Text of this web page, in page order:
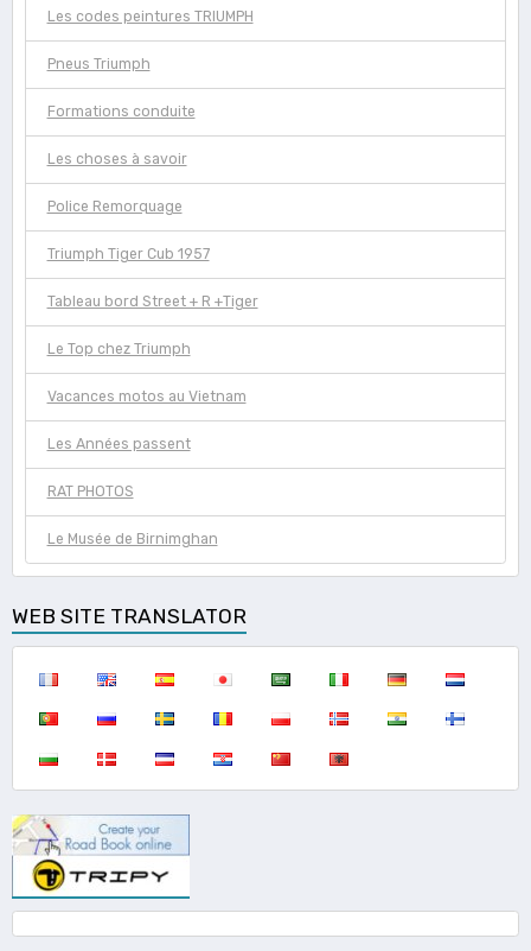
Les codes peintures TRIUMPH
Pneus Triumph
Formations conduite
Les choses à savoir
Police Remorquage
Triumph Tiger Cub 1957
Tableau bord Street + R +Tiger
Le Top chez Triumph
Vacances motos au Vietnam
Les Années passent
RAT PHOTOS
Le Musée de Birnimghan
WEB SITE TRANSLATOR